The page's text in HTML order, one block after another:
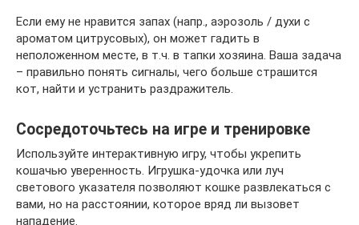
Если ему не нравится запах (напр., аэрозоль / духи с
ароматом цитрусовых), он может гадить в
неположенном месте, в т.ч. в тапки хозяина. Ваша задача
– правильно понять сигналы, чего больше страшится
кот, найти и устранить раздражитель.
Сосредоточьтесь на игре и тренировке
Используйте интерактивную игру, чтобы укрепить
кошачью уверенность. Игрушка-удочка или луч
светового указателя позволяют кошке развлекаться с
вами, но на расстоянии, которое вряд ли вызовет
нападение.